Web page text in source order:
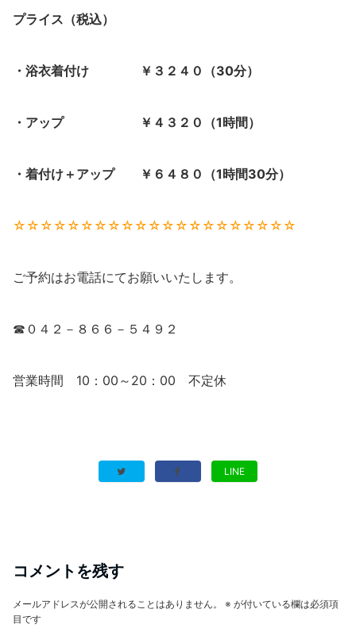
プライス（税込）
・浴衣着付け ￥３２４０（30分）
・アップ ￥４３２０（1時間）
・着付け＋アップ ￥６４８０（1時間30分）
☆☆☆☆☆☆☆☆☆☆☆☆☆☆☆☆☆☆☆☆☆
ご予約はお電話にてお願いいたします。
☎０４２－８６６－５４９２
営業時間 10：00～20：00 不定休
LINE
コメントを残す
メールアドレスが公開されることはありません。 ※ が付いている欄は必須項
目です